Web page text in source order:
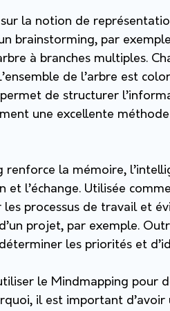
sur la notion de
brainstorming, par
à branches multiples.
de l’arbre est
de structurer
une excellente
renforce la mémoire,
et l’échange. Utilisée
processus de travail et
projet, par exemple.
les priorités et
le Mindmapping pour
il est important